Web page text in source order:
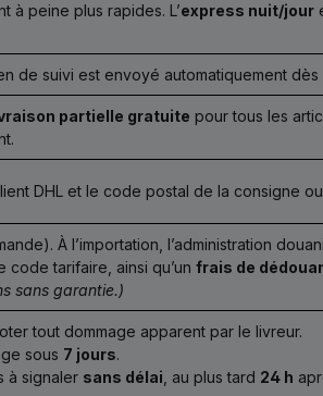
à peine plus rapides. L’express nuit/jour
de suivi est envoyé automatiquement
partielle gratuite pour tous les
DHL et le code postal de la consigne
À l’importation, l’administration
code tarifaire, ainsi qu’un frais de
sans garantie.)
tout dommage apparent par le livreur.
sous 7 jours.
à signaler sans délai , au plus tard 24 h